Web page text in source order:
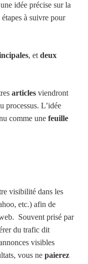
idée précise sur la
étapes à suivre pour
, et deux
articles viendront
processus. L’idée
comme une feuille
visibilité dans les
etc.) afin de
Souvent prisé par
du trafic dit
visibles
vous ne paierez